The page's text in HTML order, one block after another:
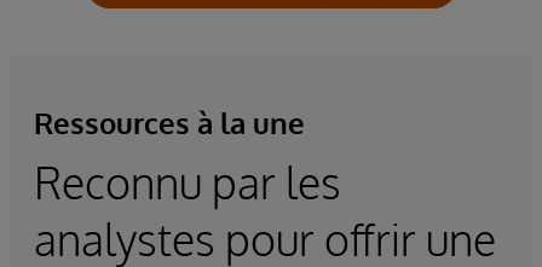
Ressources à la une
Reconnu par les
analystes pour offrir une